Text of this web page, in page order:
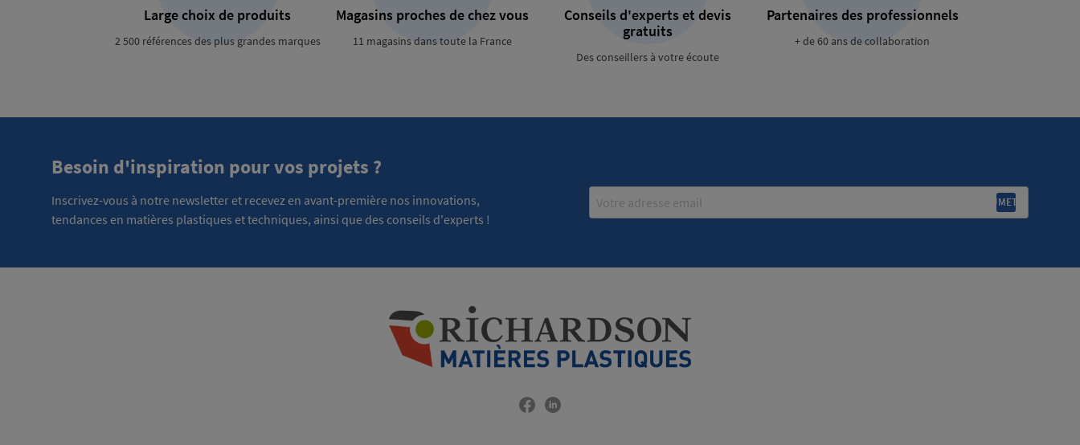
Large choix de produits
2 500 références des plus grandes marques
Magasins proches de chez vous
11 magasins dans toute la France
Conseils d'experts et devis
gratuits
Des conseillers à votre écoute
Partenaires des professionnels
+ de 60 ans de collaboration
Besoin d'inspiration pour vos projets ?
Inscrivez-vous à notre newsletter et recevez en avant-première nos innovations,
tendances en matières plastiques et techniques, ainsi que des conseils d'experts !
Email